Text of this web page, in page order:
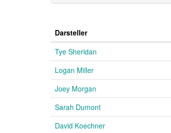
Darsteller
Tye Sheridan
Logan Miller
Joey Morgan
Sarah Dumont
David Koechner